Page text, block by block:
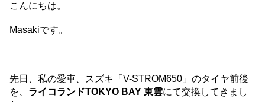
こんにちは。
Masakiです。
先日、私の愛車、スズキ「V-STROM650」のタイヤ前後
を、 ライコランドTOKYO BAY 東雲にて交換してきまし